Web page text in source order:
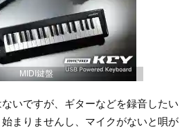
MIDI鍵盤
いですが、ギターなどを録音したい
まりませんし、マイクがないと唄が